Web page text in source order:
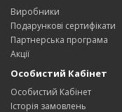
Виробники
Подарункові сертифікати
Партнерська програма
Акції
Особистий Кабінет
Особистий Кабінет
Історія замовлень